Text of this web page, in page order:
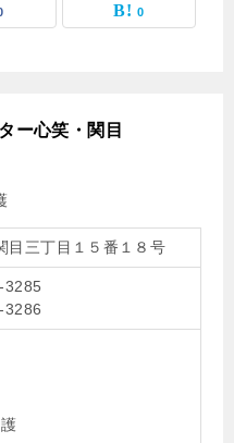
0
ー心笑・関目
目三丁目１５番１８号
3285
3286